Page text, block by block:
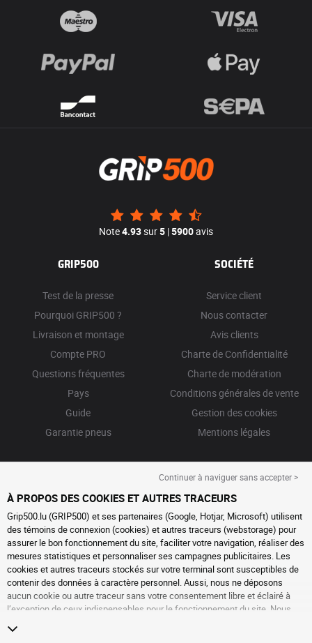
Note4.93sur5 |5900avis
GRIP500
Test de la presse
Pourquoi GRIP500 ?
Livraison et montage
Compte PRO
Questions fréquentes
Pays
Guide
Garantie pneus
SOCIÉTÉ
Service client
Nous contacter
Avis clients
Charte de Confidentialité
Charte de modération
Conditions générales de vente
Gestion des cookies
Mentions légales
Continuer à naviguer sans accepter >
À PROPOS DES COOKIES ET AUTRES TRACEURS
Grip500.lu (GRIP500) et ses partenaires (Google, Hotjar, Microsoft) utilisent
des témoins de connexion (cookies) et autres traceurs (webstorage) pour
assurer le bon fonctionnement du site, faciliter votre navigation, réaliser des
mesures statistiques et personnaliser ses campagnes publicitaires. Les
cookies et autres traceurs stockés sur votre terminal sont susceptibles de
contenir des données à caractère personnel. Aussi, nous ne déposons
aucun cookie ou autre traceur sans votre consentement libre et éclairé à
l’exception de ceux indispensables pour le fonctionnement du site. Nous
consentement à tout moment en vous rendant sur la